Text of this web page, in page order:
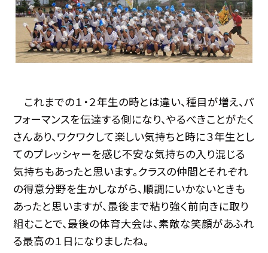
これまでの１・２年生の時とは違い、種目が増え、パ
フォーマンスを伝達する側になり、やるべきことがたく
さんあり、ワクワクして楽しい気持ちと時に３年生とし
てのプレッシャーを感じ不安な気持ちの入り混じる
気持ちもあったと思います。クラスの仲間とそれぞれ
の得意分野を生かしながら、順調にいかないときも
あったと思いますが、最後まで粘り強く前向きに取り
組むことで、最後の体育大会は、素敵な笑顔があふれ
る最高の１日になりましたね。